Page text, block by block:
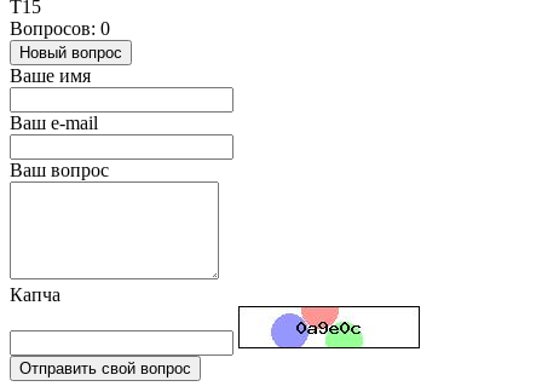
T15
Вопросов: 0
Новый вопрос
Ваше имя
Ваш e-mail
Ваш вопрос
Капча
Отправить свой вопрос